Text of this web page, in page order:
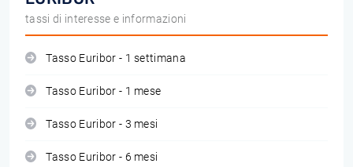
tassi di interesse e informazioni
Tasso Euribor - 1 settimana
Tasso Euribor - 1 mese
Tasso Euribor - 3 mesi
Tasso Euribor - 6 mesi